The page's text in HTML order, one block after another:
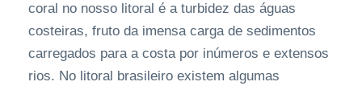
coral no nosso litoral é a turbidez das águas
costeiras, fruto da imensa carga de sedimentos
carregados para a costa por inúmeros e extensos
rios. No litoral brasileiro existem algumas